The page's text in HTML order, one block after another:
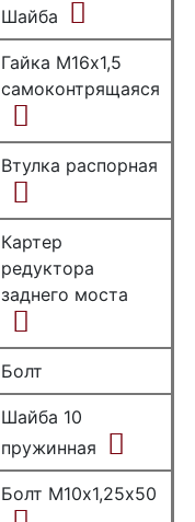
Шайба
Гайка М16х1,5
самоконтрящаяся
Втулка распорная
Картер
редуктора
заднего моста
Болт
Шайба 10
пружинная
Болт М10х1,25х50